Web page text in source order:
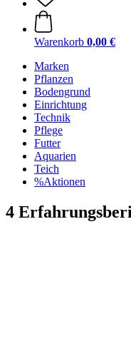
Warenkorb 0,00 €
Marken
Pflanzen
Bodengrund
Einrichtung
Technik
Pflege
Futter
Aquarien
Teich
%Aktionen
4